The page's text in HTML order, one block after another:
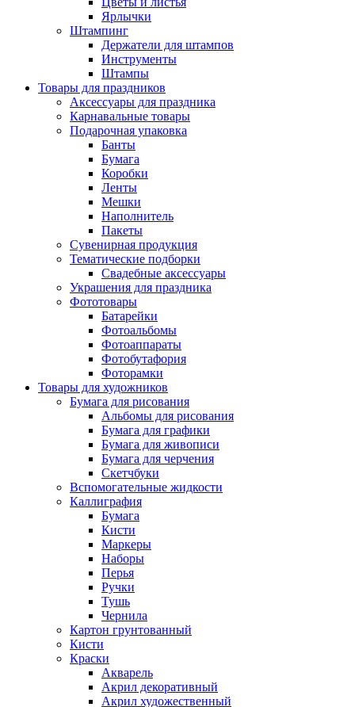
Ярлычки
Штампинг
Держатели для штампов
Инструменты
Штампы
Товары для праздников
Аксессуары для праздника
Карнавальные товары
Подарочная упаковка
Банты
Бумага
Коробки
Ленты
Мешки
Наполнитель
Пакеты
Сувенирная продукция
Тематические подборки
Свадебные аксессуары
Украшения для праздника
Фототовары
Батарейки
Фотоальбомы
Фотоаппараты
Фотобутафория
Фоторамки
Товары для художников
Бумага для рисования
Альбомы для рисования
Бумага для графики
Бумага для живописи
Бумага для черчения
Скетчбуки
Вспомогательные жидкости
Каллиграфия
Бумага
Кисти
Маркеры
Наборы
Перья
Ручки
Тушь
Чернила
Картон грунтованный
Кисти
Краски
Акварель
Акрил декоративный
Акрил художественный